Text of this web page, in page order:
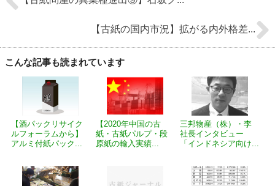
【古紙の国内市況】拡がる内外格差...
こんな記事も読まれています
【酒パックリサイク
ルフォーラムから】
アルミ付紙パック...
【2020年中国の古
紙・古紙パルプ・段
原紙の輸入実績...
三邦物産（株）・李
社長インタビュー
「インドネシア向け...